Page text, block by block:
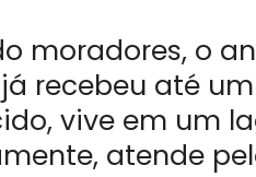
moradores, o
recebeu até
vive em um
atende